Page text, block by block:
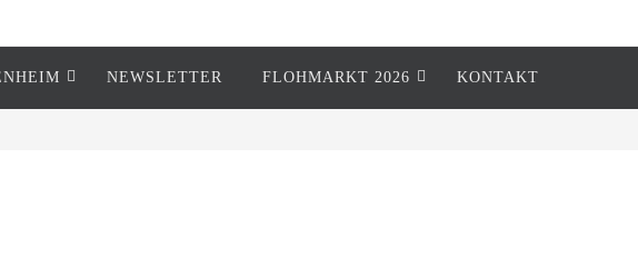
NEWSLETTER FLOHMARKT 2026 KONTAKT